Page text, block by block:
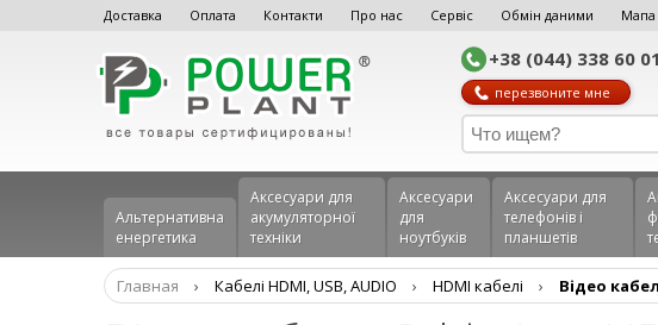
Доставка Оплата Контакти Про нас Сервіс Обмін даними Мапа
+38 (044) 338 60 01
перезвоните мне
Альтернативна
енергетика
Аксесуари для
акумуляторної
техніки
Аксесуари
для
ноутбуків
Аксеcуари для
телефонів і
планшетів
Главная › Кабелі HDMI, USB, AUDIO › HDMI кабелі › Відео